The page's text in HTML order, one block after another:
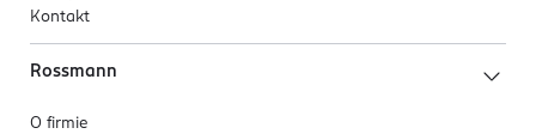
Kontakt
Rossmann
O firmie